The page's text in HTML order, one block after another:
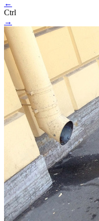
←
Ctrl
→